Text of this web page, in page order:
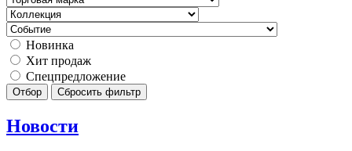
Новинка
Хит продаж
Спецпредложение
Отбор Сбросить фильтр
Новости